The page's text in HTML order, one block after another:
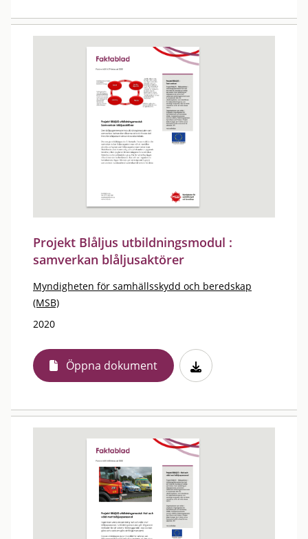
Projekt Blåljus utbildningsmodul :
samverkan blåljusaktörer
Myndigheten för samhällsskydd och beredskap
(MSB)
2020
Öppna dokument